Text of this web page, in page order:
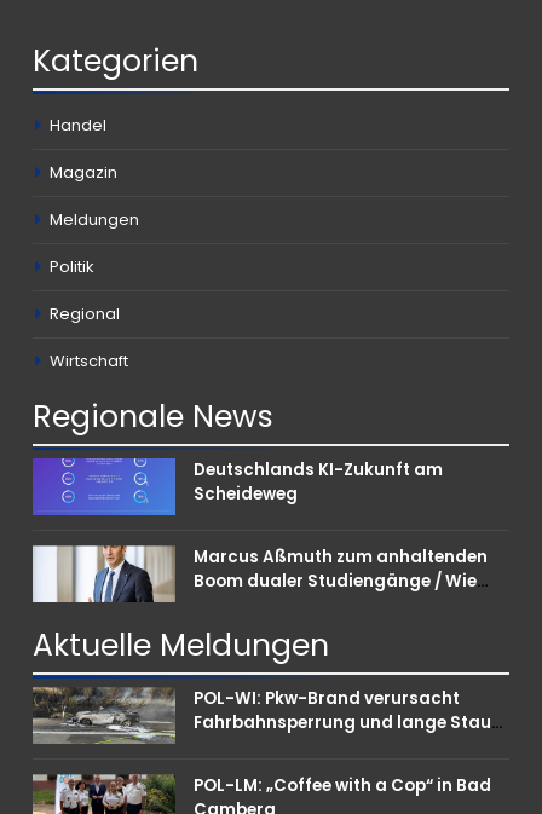
Kategorien
Handel
Magazin
Meldungen
Politik
Regional
Wirtschaft
Regionale News
Deutschlands KI-Zukunft am
Scheideweg
Marcus Aßmuth zum anhaltenden
Boom dualer Studiengänge / Wie
punkten können
Aktuelle Meldungen
POL-WI: Pkw-Brand verursacht
Fahrbahnsperrung und lange Staus
POL-LM: „Coffee with a Cop“ in Bad